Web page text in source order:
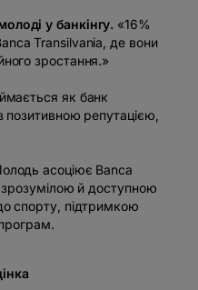
у банкінгу. «16%
Transilvania, де вони
зростання.»
як банк
позитивною репутацією,
асоціює Banca
й доступною
спорту, підтримкою